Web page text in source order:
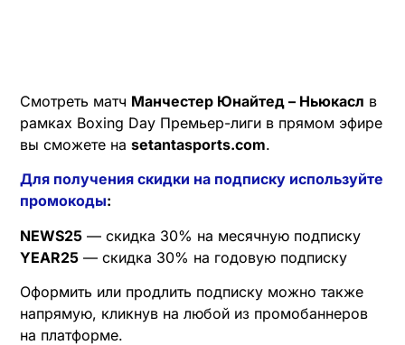
Смотреть матч Манчестер Юнайтед – Ньюкасл в
рамках Boxing Day Премьер-лиги в прямом эфире
вы сможете на setantasports.com.
Для получения скидки на подписку используйте
промокоды:
NEWS25 — скидка 30% на месячную подписку
YEAR25 — скидка 30% на годовую подписку
Оформить или продлить подписку можно также
напрямую, кликнув на любой из промобаннеров
на платформе.